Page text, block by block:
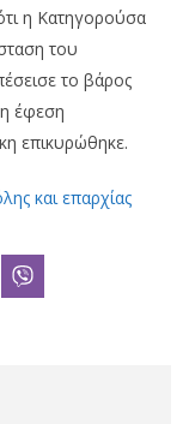
η Κατηγορούσα
του
το βάρος
έφεση
επικυρώθηκε.
και επαρχίας
WhatsApp